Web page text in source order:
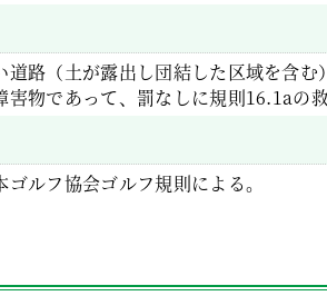
路（土が露出し団結した区域を含む
物であって、罰なしに規則16.1aの
ルフ協会ゴルフ規則による。